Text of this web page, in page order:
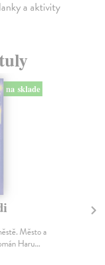
a aktivity
na sklade
Město a
Haru...